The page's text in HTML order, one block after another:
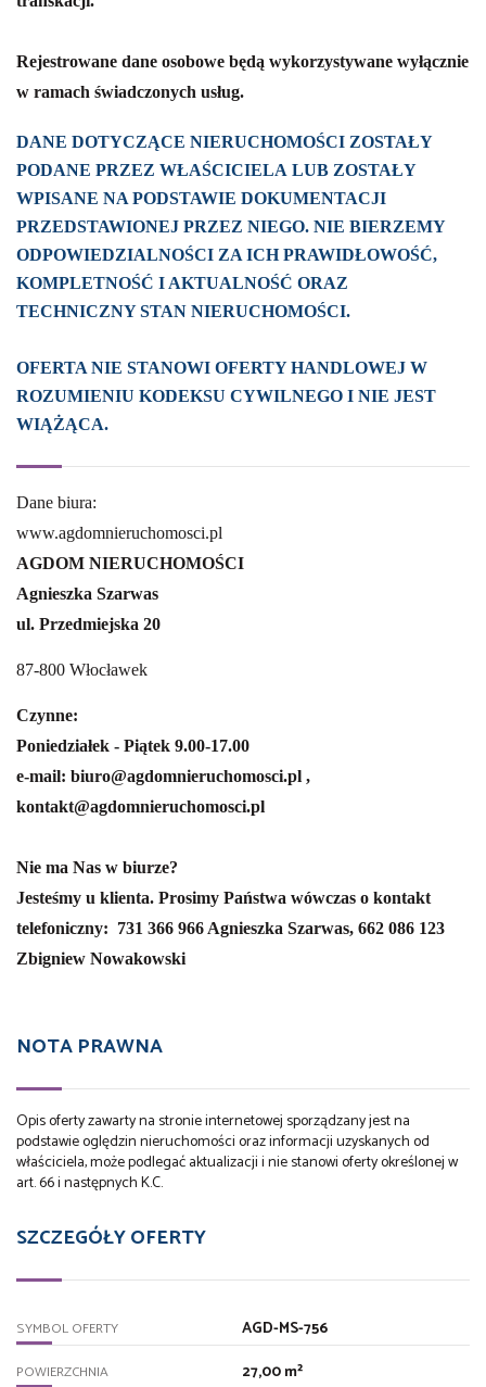
Rejestrowane dane osobowe będą wykorzystywane wyłącznie
w ramach świadczonych usług.
DANE DOTYCZĄCE NIERUCHOMOŚCI ZOSTAŁY
PODANE PRZEZ WŁAŚCICIELA LUB ZOSTAŁY
WPISANE NA PODSTAWIE DOKUMENTACJI
PRZEDSTAWIONEJ PRZEZ NIEGO. NIE BIERZEMY
ODPOWIEDZIALNOŚCI ZA ICH PRAWIDŁOWOŚĆ,
KOMPLETNOŚĆ I AKTUALNOŚĆ ORAZ
TECHNICZNY STAN NIERUCHOMOŚCI.
OFERTA NIE STANOWI OFERTY HANDLOWEJ W
ROZUMIENIU KODEKSU CYWILNEGO I NIE JEST
WIĄŻĄCA.
Dane biura:
www.agdomnieruchomosci.pl
AGDOM NIERUCHOMOŚCI
Agnieszka Szarwas
ul. Przedmiejska 20
87-800 Włocławek
Czynne:
Poniedziałek - Piątek 9.00-17.00
e-mail: biuro@agdomnieruchomosci.pl ,
kontakt@agdomnieruchomosci.pl
Nie ma Nas w biurze?
Jesteśmy u klienta. Prosimy Państwa wówczas o kontakt
telefoniczny: 731 366 966 Agnieszka Szarwas, 662 086 123
Zbigniew Nowakowski
NOTA PRAWNA
Opis oferty zawarty na stronie internetowej sporządzany jest na
podstawie oględzin nieruchomości oraz informacji uzyskanych od
właściciela, może podlegać aktualizacji i nie stanowi oferty określonej w
art. 66 i następnych K.C.
SZCZEGÓŁY OFERTY
SYMBOL OFERTY AGD-MS-756
POWIERZCHNIA 27,00 m²